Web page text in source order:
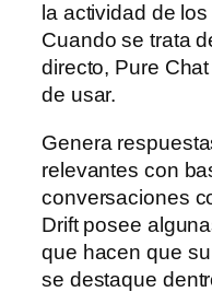
la actividad de
Cuando se trata
directo, Pure
de usar.
Genera
relevantes con
conversaciones
Drift posee
que hacen que
se destaque